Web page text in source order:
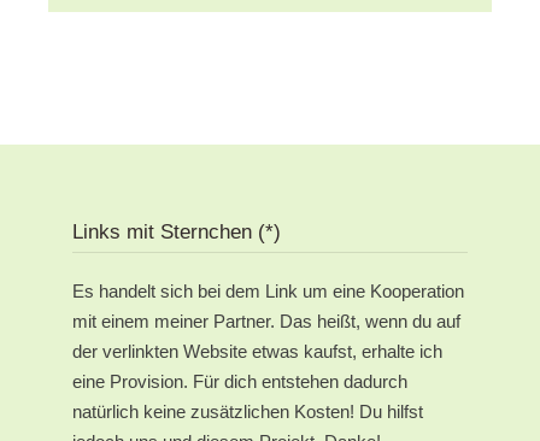
selbst
Links mit Sternchen (*)
Es handelt sich bei dem Link um eine Kooperation
mit einem meiner Partner. Das heißt, wenn du auf
der verlinkten Website etwas kaufst, erhalte ich
eine Provision. Für dich entstehen dadurch
natürlich keine zusätzlichen Kosten! Du hilfst